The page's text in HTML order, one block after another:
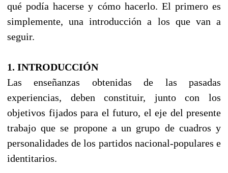
qué podía hacerse y cómo hacerlo. El primero es
simplemente, una introducción a los que van a
seguir.
1. INTRODUCCIÓN
Las enseñanzas obtenidas de las pasadas
experiencias, deben constituir, junto con los
objetivos fijados para el futuro, el eje del presente
trabajo que se propone a un grupo de cuadros y
personalidades de los partidos nacional-populares e
identitarios.